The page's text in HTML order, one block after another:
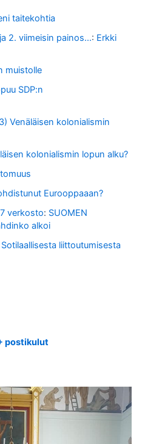
taitekohtia
2. viimeisin painos...: Erkki
muistolle
SDP:n
Venäläisen kolonialismin
kolonialismin lopun alku?
Eurooppaaan?
verkosto: SUOMEN
alkoi
Sotilaallisesta liittoutumisesta
postikulut